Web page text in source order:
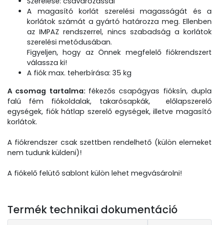
A magasító korlát szerelési magasságát és a
korlátok számát a gyártó határozza meg. Ellenben
az IMPAZ rendszerrel, nincs szabadság a korlátok
szerelési metódusában.
Figyeljen, hogy az Önnek megfelelő fiókrendszert
válassza ki!
A fiók max. teherbírása: 35 kg
A csomag tartalma: fékezős csapágyas fióksín, dupla
falú fém fiókoldalak, takarósapkák, előlapszerelő
egységek, fiók hátlap szerelő egységek, illetve magasító
korlátok.
A fiókrendszer csak szettben rendelhető (külön elemeket
nem tudunk küldeni)!
A fiókelő felütő sablont külön lehet megvásárolni!
Termék technikai dokumentáció